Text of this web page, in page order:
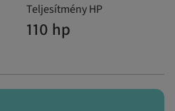
Teljesítmény HP
110 hp